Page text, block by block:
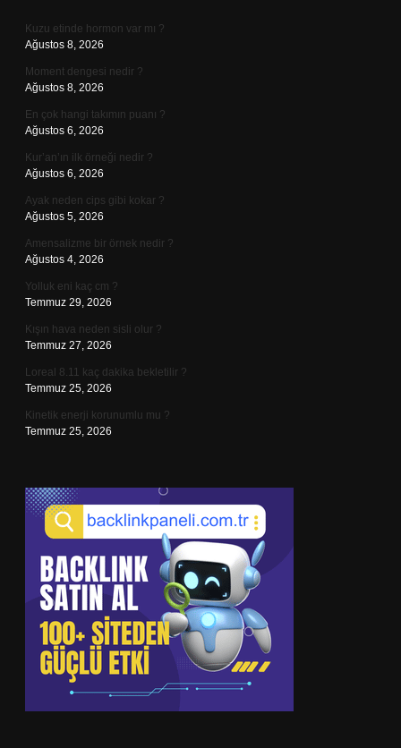
Kuzu etinde hormon var mı ?
Ağustos 8, 2026
Moment dengesi nedir ?
Ağustos 8, 2026
En çok hangi takımın puanı ?
Ağustos 6, 2026
Kur’an’ın ilk örneği nedir ?
Ağustos 6, 2026
Ayak neden cips gibi kokar ?
Ağustos 5, 2026
Amensalizme bir örnek nedir ?
Ağustos 4, 2026
Yolluk eni kaç cm ?
Temmuz 29, 2026
Kışın hava neden sisli olur ?
Temmuz 27, 2026
Loreal 8.11 kaç dakika bekletilir ?
Temmuz 25, 2026
Kinetik enerji korunumlu mu ?
Temmuz 25, 2026